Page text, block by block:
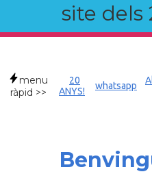
site dels
menu
ràpid >>
20
ANYS!
whatsapp